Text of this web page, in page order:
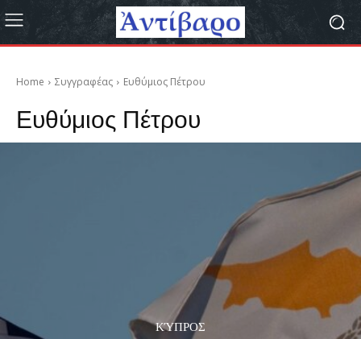
Home Συγγραφέας Ευθύμιος Πέτρου
Ευθύμιος Πέτρου
ΚΎΠΡΟΣ